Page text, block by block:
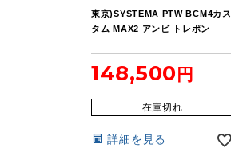
東京)SYSTEMA PTW BCM4カス
タム MAX2 アンビ トレポン
148,500
在庫切れ
詳細を見る